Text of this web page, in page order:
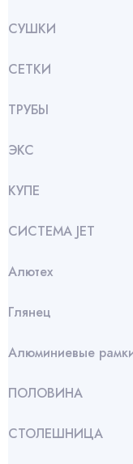
СУШКИ
СЕТКИ
ТРУБЫ
ЭКС
КУПЕ
СИСТЕМА JET
Алютех
Глянец
Алюминиевые
ПОЛОВИНА
СТОЛЕШНИЦА